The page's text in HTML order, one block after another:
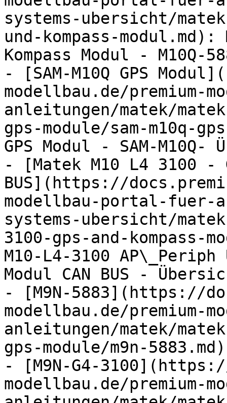
systems-ubersicht/
und-kompass-modul.md):
Kompass Modul -
- [SAM-M10Q GPS
modellbau.de/premium-
anleitungen/matek/
gps-module/sam-m10q-
GPS Modul - SAM-
- [Matek M10 L4 3100 -
BUS](https://
modellbau-portal-fuer-
systems-ubersicht/
3100-gps-and-kompass-
M10-L4-3100 AP\_Periph
Modul CAN BUS -
- [M9N-5883](https://
modellbau.de/premium-
anleitungen/matek/
gps-module/m9n-5883.md)
- [M9N-G4-
modellbau.de/premium-